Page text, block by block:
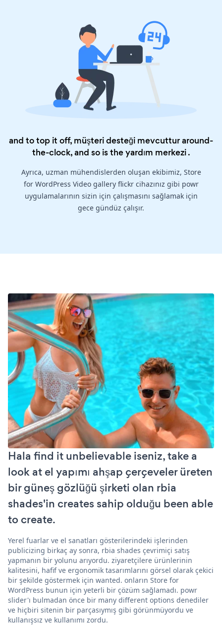
and to top it off, müşteri desteği mevcuttur around-
the-clock, and so is theyardım merkezi.
Ayrıca, uzman mühendislerden oluşan ekibimiz, Store
for WordPress Video gallery flickr cihazınız gibi powr
uygulamalarının sizin için çalışmasını sağlamak için
gece gündüz çalışır.
Hala find it unbelievable iseniz, take a
look at el yapımı ahşap çerçeveler üreten
bir güneş gözlüğü şirketi olan rbia
shades'in creates sahip olduğu been able
to create.
Yerel fuarlar ve el sanatları gösterilerindeki işlerinden
publicizing birkaç ay sonra, rbia shades çevrimiçi satış
yapmanın bir yolunu arıyordu. ziyaretçilere ürünlerinin
kalitesini, hafif ve ergonomik tasarımlarını görsel olarak çekici
bir şekilde göstermek için wanted. onların Store for
WordPress bunun için yeterli bir çözüm sağlamadı. powr
slider'ı bulmadan önce bir many different options denediler
ve hiçbiri sitenin bir parçasıymış gibi görünmüyordu ve
kullanışsız ve kullanımı zordu.